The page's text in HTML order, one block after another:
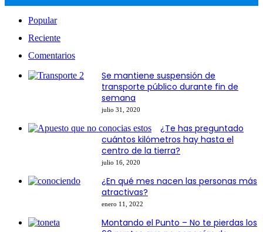
Popular
Reciente
Comentarios
Se mantiene suspensión de
transporte público durante fin de
semana
julio 31, 2020
¿Te has preguntado
cuántos kilómetros hay hasta el
centro de la tierra?
julio 16, 2020
¿En qué mes nacen las personas más
atractivas?
enero 11, 2022
Montando el Punto – No te pierdas los